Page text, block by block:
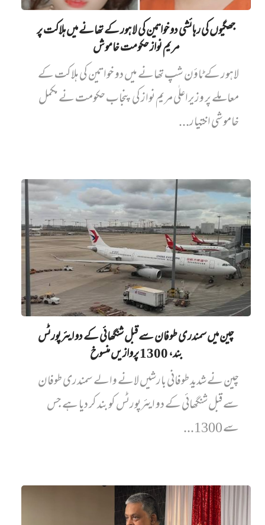
جھگیوں کی رہائشی دو خواتین کی لاہور کے تھانے میں‌ ہلاکت پر
مریم نواز حکومت خاموش
لاہور کے ٹاؤن شپ تھانے میں دو خواتین کی ہلاکت کے
معاملے پر وزیراعلٰی مریم نواز کی پنجاب حکومت نے مکمل
خاموشی اختیار...
چین میں‌ سمندری طوفان سے قبل شنگھائی کے دو ایئرپورٹس
بند، 1300 پروازیں‌ منسوخ
چین نے شدید طوفانی بارشیں لانے والے سمندری طوفان
سے قبل شنگھائی کے دو ایئرپورٹس کو بند کر دیا ہے جس
سے 1300...